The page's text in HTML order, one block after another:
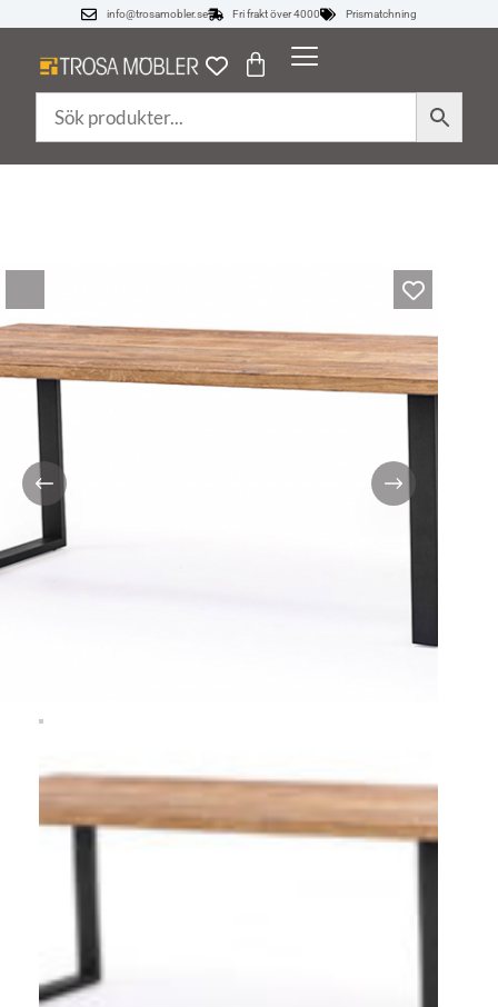
info@trosamobler.se Fri frakt över 4000 Prismatchning